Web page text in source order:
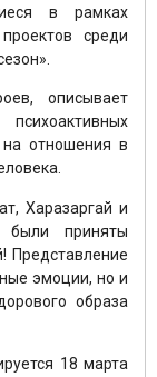
в рамках
среди
описывает
отношения в
Харазаргай и
были приняты
Представление
эмоции, но и
образа
18 марта